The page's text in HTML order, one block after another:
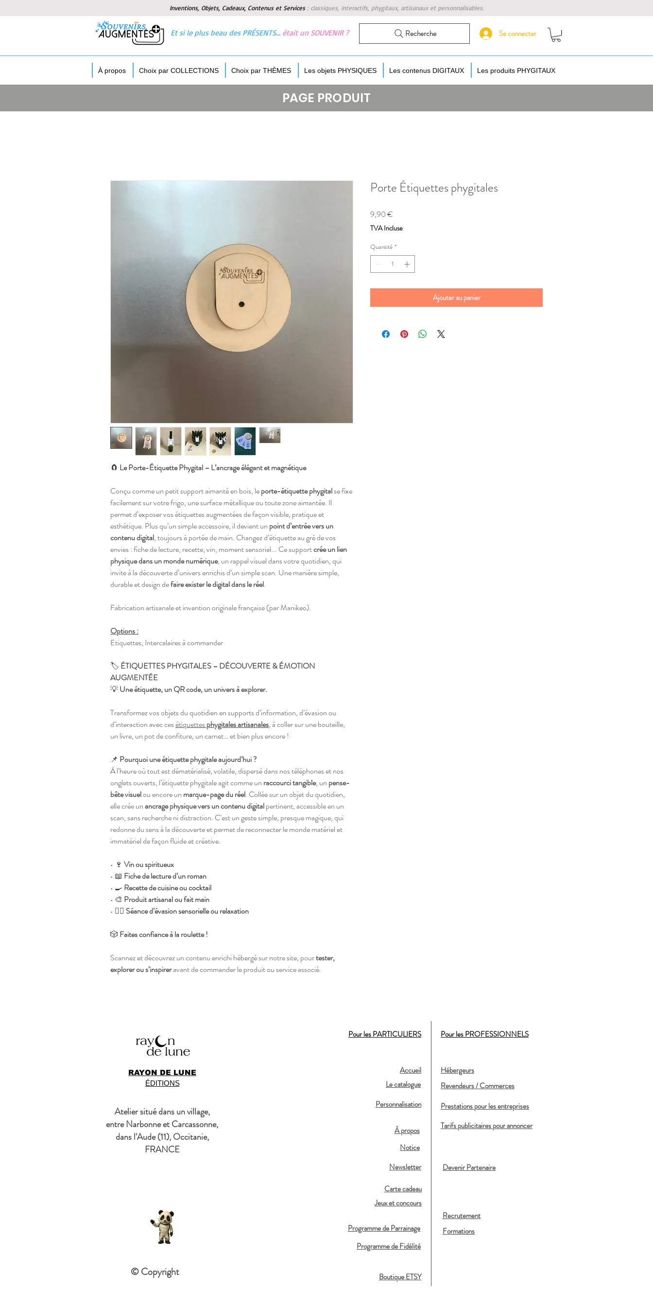
Inventions, Objets, Cadeaux, Contenus et Services : classiques, interactifs, phygitaux, artisanaux et personnalisables.
Et si le plus beau des PRÉSENTS… était un SOUVENIR ? Recherche Se connecter
À propos Choix par COLLECTIONS Choix par THÈMES Les objets PHYSIQUES Les contenus DIGITAUX Les produits PHYGITAUX
PAGE PRODUIT
🧲 Le Porte-Étiquette Phygital – L’ancrage élégant et magnétique
Conçu comme un petit support aimanté en bois, leporte-étiquette phygitalse fixe
facilement sur votre frigo, une surface métallique ou toute zone aimantée. Il
permet d’exposer vos étiquettes augmentées de façon visible, pratique et
esthétique. Plus qu’un simple accessoire, il devient un point d’entrée vers un
contenu digital, toujours à portée de main. Changez d’étiquette au gré de vos
envies : fiche de lecture, recette, vin, moment sensoriel... Ce supportcrée un lien
physique dans un monde numérique, un rappel visuel dans votre quotidien, qui
invite à la découverte d’univers enrichis d’un simple scan. Une manière simple,
durable et design defaire exister le digital dans le réel.
Fabrication artisanale et invention originale française (par Manikeo).
Options :
Etiquettes, Intercalaires à commander
🏷️ ÉTIQUETTES PHYGITALES – DÉCOUVERTE & ÉMOTION
AUGMENTÉE
💡Une étiquette, un QR code, un univers à explorer.
Transformez vos objets du quotidien en supports d’information, d’évasion ou
d’interaction avec cesétiquettesphygitales artisanales, à coller sur une bouteille,
un livre, un pot de confiture, un carnet… et bien plus encore !
📌 Pourquoi une étiquette phygitale aujourd’hui ?
À l’heure où tout est dématérialisé, volatile, dispersé dans nos téléphones et nos
onglets ouverts, l’étiquette phygitale agit comme un raccourci tangible, un pense-
bête visuelou encore un marque-page du réel. Collée sur un objet du quotidien,
elle crée unancrage physique vers un contenu digitalpertinent, accessible en un
scan, sans recherche ni distraction. C’est un geste simple, presque magique, qui
redonne du sens à la découverte et permet de reconnecter le monde matériel et
immatériel de façon fluide et créative.
• 🍷 Vin ou spiritueux
• 📖 Fiche de lecture d’un roman
• 🍳 Recette de cuisine ou cocktail
• 🎨 Produit artisanal ou fait main
• 🧘‍♀️ Séance d’évasion sensorielle ou relaxation
🎲 Faites confiance à la roulette !
Scannez et découvrez un contenu enrichi hébergé sur notre site, pourtester,
explorer ou s’inspireravant de commander le produit ou service associé.
Porte Étiquettes phygitales
9,90 €
TVA Incluse
Quantité *
Ajouter au panier
RAYON DE LUNE
ÉDITIONS
Pour les PARTICULIERS Pour les PROFESSIONNELS
Accueil
Le catalogue
Hébergeurs
Revendeurs / Commerces
Atelier situé dans un village,
entre Narbonne et Carcassonne,
dans l'Aude (11), Occitanie,
FRANCE
Personnalisation
À propos
Prestations pour les entreprises
Tarifs publicitaires pour annoncer
Notice
Newsletter
Devenir Partenaire
Carte cadeau
© Copyright
Jeux et concours
Recrutement
Programme de Parrainage
Formations
Programme de Fidélité
Boutique ETSY